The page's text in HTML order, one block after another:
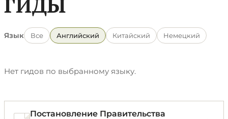
Язык Все Английский Китайский Немецкий
Нет гидов по выбранному языку.
Постановление Правительства